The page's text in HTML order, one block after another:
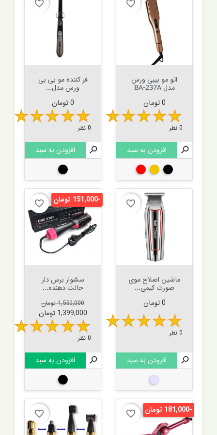
favorite_border
اتو مو بیبی ورس
مدل BA-237A
قیمت
0 تومان
0 نظر

افزودن به سبد
مشکیطلاییقرمز
favorite_border
فر کننده مو بی بی
ورس مدل...
قیمت
0 تومان
0 نظر

افزودن به سبد
مشکی
favorite_border
ماشین اصلاح موی
صورت کیمی...
قیمت
0 تومان
0 نظر

افزودن به سبد
نقره ای
favorite_border
سشوار برس دار
حالت دهنده...
قیمت عادی
1,550,000 تومان
قیمت
1,399,000 تومان
0 نظر

افزودن به سبد
مشکی
-151,000 تومان
favorite_border -181,000 تومان favorite_border